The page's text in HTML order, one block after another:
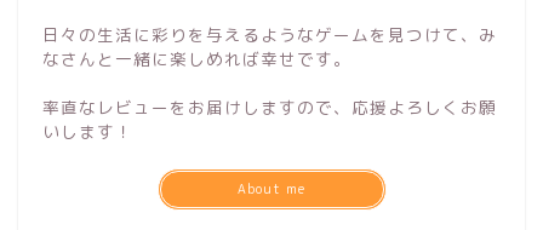
日々の生活に彩りを与えるようなゲームを見つけて、み
なさんと一緒に楽しめれば幸せです。
率直なレビューをお届けしますので、応援よろしくお願
いします！
About me